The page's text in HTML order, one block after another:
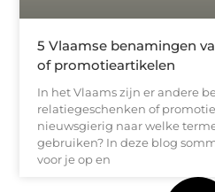
5 Vlaamse benamingen
of promotieartikelen
In het Vlaams zijn er andere
relatiegeschenken of
nieuwsgierig naar welke
gebruiken? In deze blog
voor je op en